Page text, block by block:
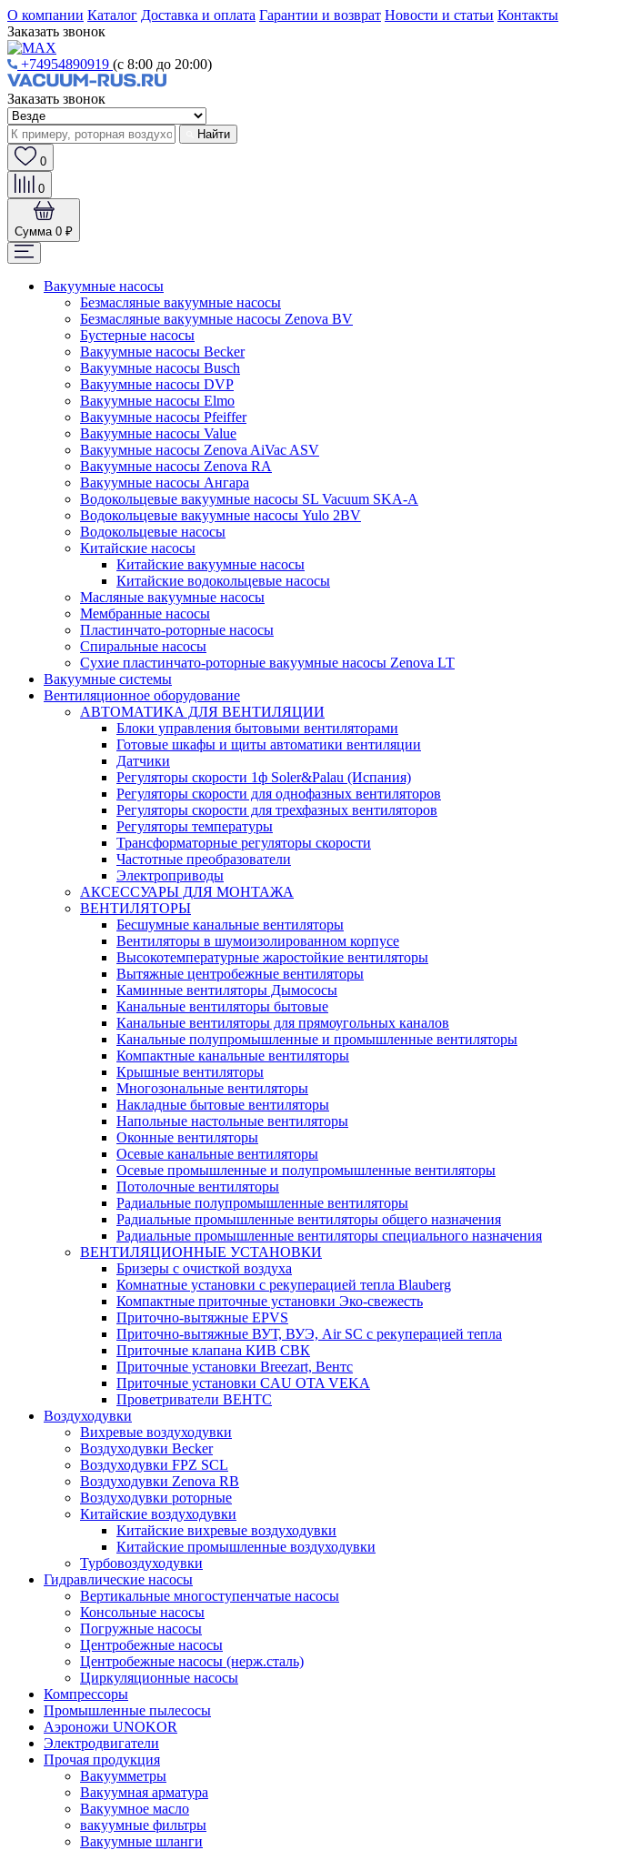
О компании Каталог Доставка и оплата Гарантии и возврат Новости и статьи Контакты
Заказать звонок
+74954890919 (с 8:00 до 20:00)
Заказать звонок
Найти
0
0
Сумма 0 ₽
Вакуумные насосы
Безмасляные вакуумные насосы
Безмасляные вакуумные насосы Zenova BV
Бустерные насосы
Вакуумные насосы Becker
Вакуумные насосы Busch
Вакуумные насосы DVP
Вакуумные насосы Elmo
Вакуумные насосы Pfeiffer
Вакуумные насосы Value
Вакуумные насосы Zenova AiVac ASV
Вакуумные насосы Zenova RA
Вакуумные насосы Ангара
Водокольцевые вакуумные насосы SL Vacuum SKA-A
Водокольцевые вакуумные насосы Yulo 2BV
Водокольцевые насосы
Китайские насосы
Китайские вакуумные насосы
Китайские водокольцевые насосы
Масляные вакуумные насосы
Мембранные насосы
Пластинчато-роторные насосы
Спиральные насосы
Сухие пластинчато-роторные вакуумные насосы Zenova LT
Вакуумные системы
Вентиляционное оборудование
АВТОМАТИКА ДЛЯ ВЕНТИЛЯЦИИ
Блоки управления бытовыми вентиляторами
Готовые шкафы и щиты автоматики вентиляции
Датчики
Регуляторы скорости 1ф Soler&Palau (Испания)
Регуляторы скорости для однофазных вентиляторов
Регуляторы скорости для трехфазных вентиляторов
Регуляторы температуры
Трансформаторные регуляторы скорости
Частотные преобразователи
Электроприводы
АКСЕССУАРЫ ДЛЯ МОНТАЖА
ВЕНТИЛЯТОРЫ
Бесшумные канальные вентиляторы
Вентиляторы в шумоизолированном корпусе
Высокотемпературные жаростойкие вентиляторы
Вытяжные центробежные вентиляторы
Каминные вентиляторы Дымососы
Канальные вентиляторы бытовые
Канальные вентиляторы для прямоугольных каналов
Канальные полупромышленные и промышленные вентиляторы
Компактные канальные вентиляторы
Крышные вентиляторы
Многозональные вентиляторы
Накладные бытовые вентиляторы
Напольные настольные вентиляторы
Оконные вентиляторы
Осевые канальные вентиляторы
Осевые промышленные и полупромышленные вентиляторы
Потолочные вентиляторы
Радиальные полупромышленные вентиляторы
Радиальные промышленные вентиляторы общего назначения
Радиальные промышленные вентиляторы специального назначения
ВЕНТИЛЯЦИОННЫЕ УСТАНОВКИ
Бризеры с очисткой воздуха
Комнатные установки с рекуперацией тепла Blauberg
Компактные приточные установки Эко-свежесть
Приточно-вытяжные EPVS
Приточно-вытяжные ВУТ, ВУЭ, Air SC с рекуперацией тепла
Приточные клапана КИВ СВК
Приточные установки Breezart, Вентс
Приточные установки CAU OTA VEKA
Проветриватели ВЕНТС
Воздуходувки
Вихревые воздуходувки
Воздуходувки Becker
Воздуходувки FPZ SCL
Воздуходувки Zenova RB
Воздуходувки роторные
Китайские воздуходувки
Китайские вихревые воздуходувки
Китайские промышленные воздуходувки
Турбовоздуходувки
Гидравлические насосы
Вертикальные многоступенчатые насосы
Консольные насосы
Погружные насосы
Центробежные насосы
Центробежные насосы (нерж.сталь)
Циркуляционные насосы
Компрессоры
Промышленные пылесосы
Аэроножи UNOKOR
Электродвигатели
Прочая продукция
Вакуумметры
Вакуумная арматура
Вакуумное масло
вакуумные фильтры
Вакуумные шланги